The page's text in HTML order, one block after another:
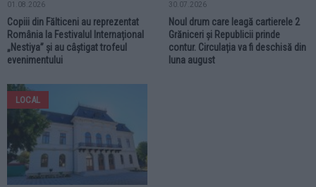
01.08.2026
Copiii din Fălticeni au reprezentat
România la Festivalul Internațional
„Nestiya” și au câștigat trofeul
evenimentului
30.07.2026
Noul drum care leagă cartierele 2
Grăniceri și Republicii prinde
contur. Circulația va fi deschisă din
luna august
LOCAL